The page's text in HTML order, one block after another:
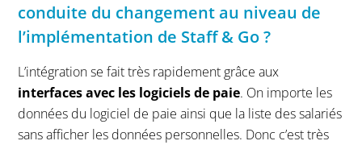
conduite du changement au niveau de
l’implémentation de Staff & Go ?
L’intégration se fait très rapidement grâce aux
interfaces avec les logiciels de paie. On importe les
données du logiciel de paie ainsi que la liste des salariés
sans afficher les données personnelles. Donc c’est très